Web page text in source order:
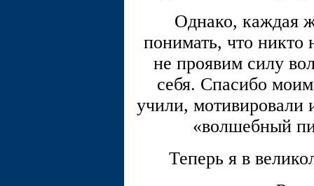
Однако, каждая
понимать, что
не проявим силу
себя. Спасибо
учили, мотивировали
«волшебный
Теперь я в